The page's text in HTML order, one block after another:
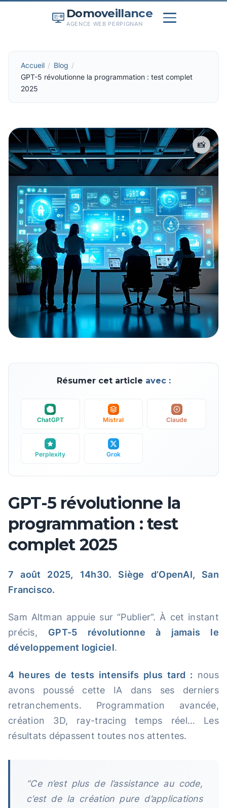
Domoveillance
AGENCE WEB PERPIGNAN
Accueil
Blog
GPT-5 révolutionne la programmation : test complet
2025
Résumer cet article avec :
ChatGPT Mistral Claude
Perplexity Grok
GPT-5 révolutionne la
programmation : test
complet 2025
7 août 2025, 14h30. Siège d’OpenAI, San
Francisco.
Sam Altman appuie sur “Publier”. À cet instant
précis, GPT-5 révolutionne à jamais le
développement logiciel.
4 heures de tests intensifs plus tard : nous
avons poussé cette IA dans ses derniers
retranchements. Programmation avancée,
création 3D, ray-tracing temps réel… Les
résultats dépassent toutes nos attentes.
“Ce n’est plus de l’assistance au code,
c’est de la création pure d’applications